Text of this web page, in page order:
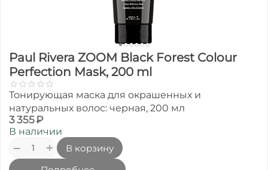
Paul Rivera ZOOM Black Forest Colour
Perfection Mask, 200 ml
Тонирующая маска для окрашенных и
натуральных волос: черная, 200 мл
3 355₽
В наличии
+
−
В корзину